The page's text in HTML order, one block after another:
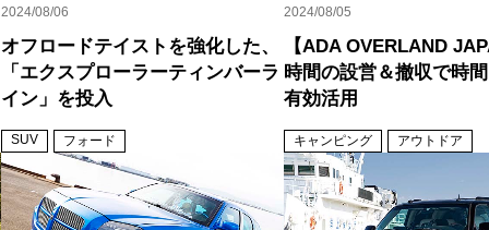
2024/08/06
オフロードテイストを強化した、
「エクスプローラーティンバーラ
イン」を投入
SUV フォード
2024/08/05
【ADA OVERLAND
時間の設営＆撤収で時
有効活用
キャンピング アウトドア